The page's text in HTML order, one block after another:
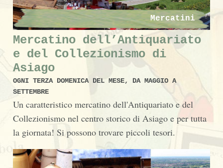
Mercatini
Mercatino dell’Antiquariato
e del Collezionismo di
Asiago
OGNI TERZA DOMENICA DEL MESE, DA MAGGIO A
SETTEMBRE
Un caratteristico mercatino dell'Antiquariato e del
Collezionismo nel centro storico di Asiago e per tutta
la giornata! Si possono trovare piccoli tesori.